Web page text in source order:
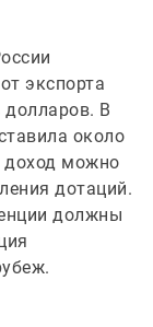
экспорта
долларов. В
около
доход можно
дотаций.
должны